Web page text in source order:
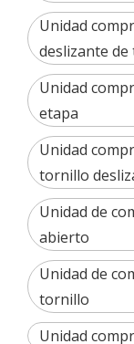
Unidad
deslizante
Unidad
etapa
Unidad
tornillo
Unidad de
abierto
Unidad de
tornillo
Unidad